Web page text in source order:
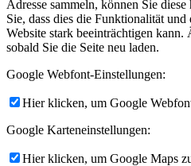
Adresse sammeln, können Sie
Sie, dass dies die Funktionalität
Website stark beeinträchtigen
sobald Sie die Seite neu laden.
Google Webfont-Einstellungen:
Hier klicken, um Google
Google Karteneinstellungen:
Hier klicken, um Google Maps